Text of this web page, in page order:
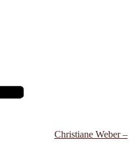
Christiane Weber –